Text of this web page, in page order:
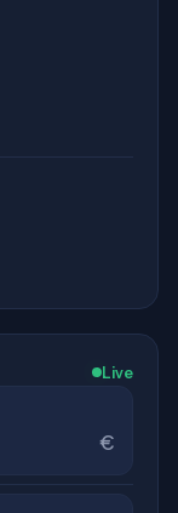
Live
€